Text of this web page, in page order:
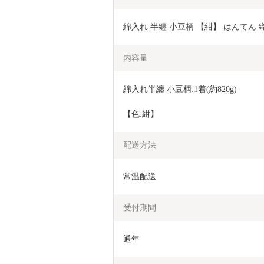
綿入れ 半纏 小豆柄 【紺】 はんてん
内容量
綿入れ半纏 小豆柄:1着(約820g)
【色:紺】
配送方法
常温配送
受付期間
通年